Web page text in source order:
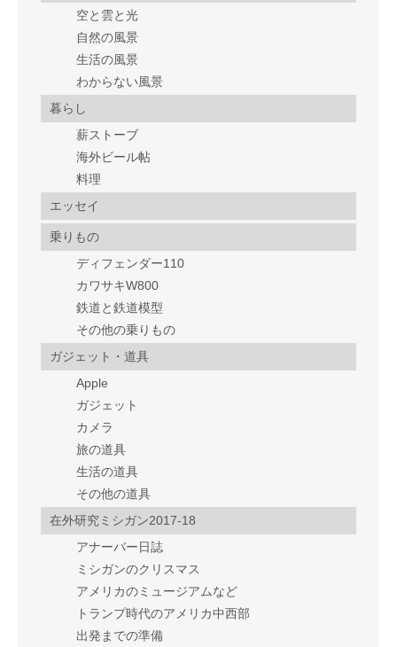
空と雲と光
自然の風景
生活の風景
わからない風景
暮らし
薪ストーブ
海外ビール帖
料理
エッセイ
乗りもの
ディフェンダー110
カワサキW800
鉄道と鉄道模型
その他の乗りもの
ガジェット・道具
Apple
ガジェット
カメラ
旅の道具
生活の道具
その他の道具
在外研究ミシガン2017-18
アナーバー日誌
ミシガンのクリスマス
アメリカのミュージアムなど
トランプ時代のアメリカ中西部
出発までの準備